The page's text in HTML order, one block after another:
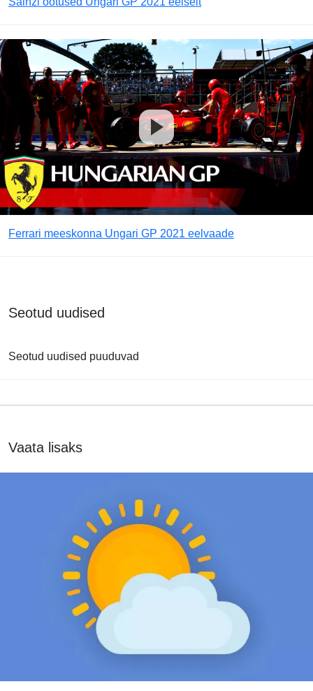
Ferrari meeskonna Ungari GP 2021 eelvaade
Seotud uudised
Seotud uudised puuduvad
Vaata lisaks